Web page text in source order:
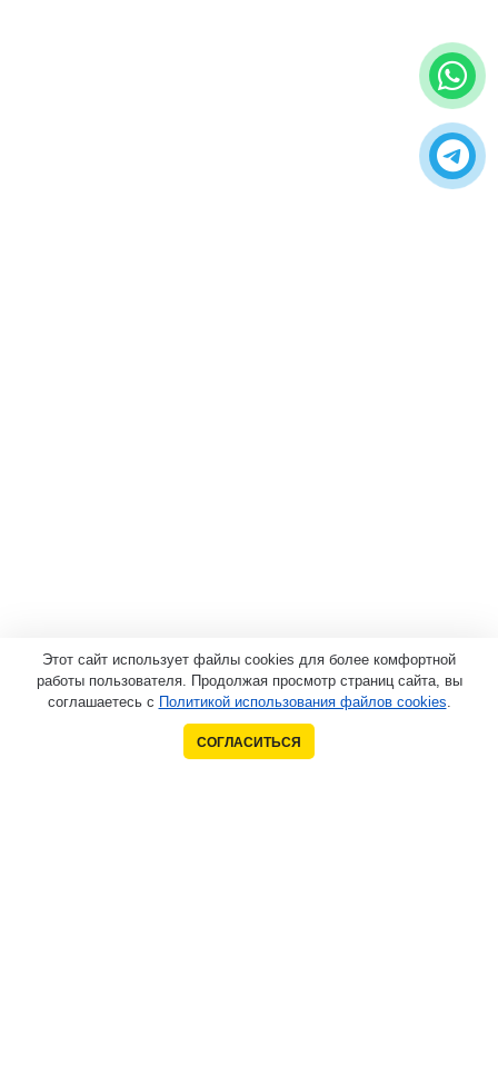
Этот сайт использует файлы cookies для более комфортной
работы пользователя. Продолжая просмотр страниц сайта, вы
соглашаетесь с Политикой использования файлов cookies.
СОГЛАСИТЬСЯ